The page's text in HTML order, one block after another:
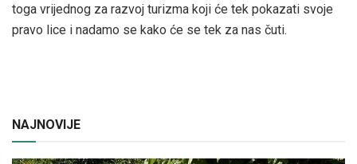
toga vrijednog za razvoj turizma koji će tek pokazati svoje
pravo lice i nadamo se kako će se tek za nas čuti.
NAJNOVIJE